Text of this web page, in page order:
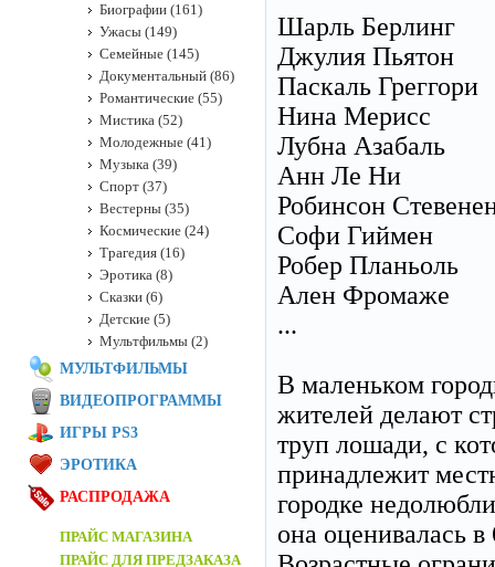
Шарль Берлинг
Джулия Пьятон
Паскаль Греггори
Нина Мерисс
Лубна Азабаль
Анн Ле Ни
Робинсон
Софи Гиймен
Робер Планьоль
Ален Фромаже
...
В маленьком
жителей делают
труп лошади, с
принадлежит
городке
она оценивалась
Биографии (161)
Ужасы (149)
Семейные (145)
Документальный (86)
Романтические (55)
Мистика (52)
Молодежные (41)
Музыка (39)
Спорт (37)
Вестерны (35)
Космические (24)
Трагедия (16)
Эротика (8)
Сказки (6)
Детские (5)
Мультфильмы (2)
МУЛЬТФИЛЬМЫ
ВИДЕОПРОГРАММЫ
ИГРЫ PS3
ЭРОТИКА
РАСПРОДАЖА
ПРАЙС МАГАЗИНА
ПРАЙС ДЛЯ ПРЕДЗАКАЗА